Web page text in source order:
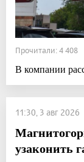
Прочитали: 4
В компании
11:30, 3 авг 2026
узаконить